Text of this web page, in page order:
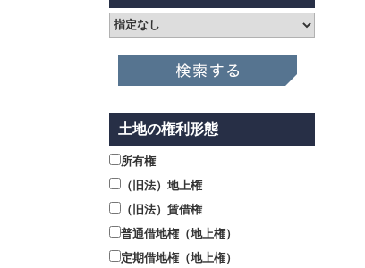
土地の権利形態
所有権
（旧法）地上権
（旧法）賃借権
普通借地権（地上権）
定期借地権（地上権）